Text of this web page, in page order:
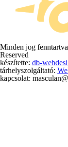
Minden jog
Reserved
készítette: db-
tárhelyszolgáltató:
kapcsolat: